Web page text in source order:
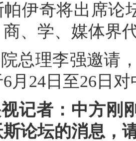
伊奇将出席论
、学、媒体界
总理李强邀请
月24日至26日
记者：中方刚
论坛的消息，